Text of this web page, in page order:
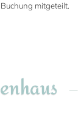
mitgeteilt.